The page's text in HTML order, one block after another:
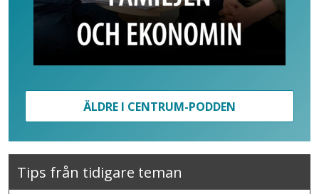
ÄLDRE I CENTRUM-PODDEN
Tips från tidigare teman